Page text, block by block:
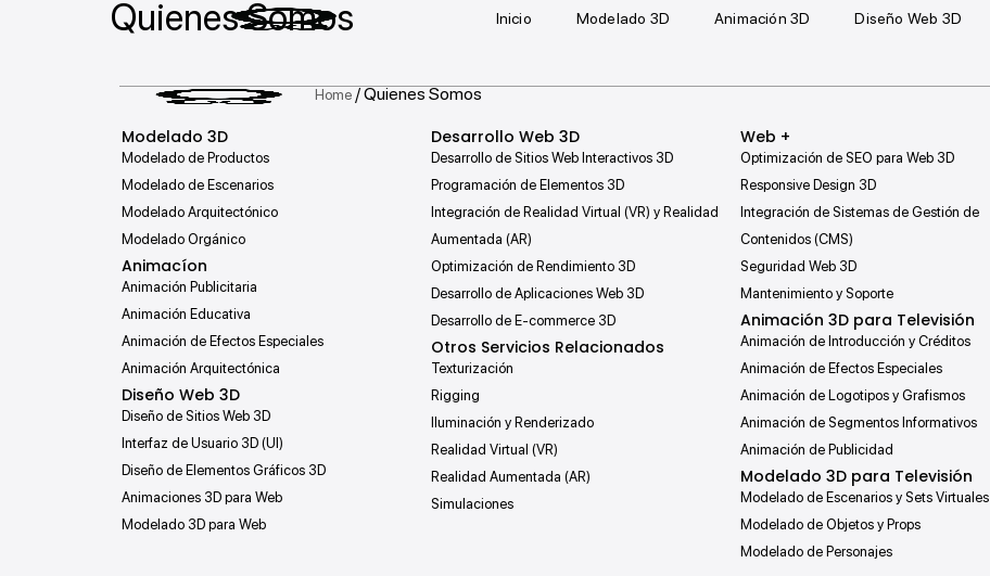
Inicio Modelado 3D Animación 3D Diseño Web 3D
Quienes Somos
Home/ Quienes Somos
Modelado 3D
Modelado de Productos
Modelado de Escenarios
Modelado Arquitectónico
Modelado Orgánico
Animacíon
Animación Publicitaria
Animación Educativa
Animación de Efectos Especiales
Animación Arquitectónica
Diseño Web 3D
Diseño de Sitios Web 3D
Interfaz de Usuario 3D (UI)
Diseño de Elementos Gráficos 3D
Animaciones 3D para Web
Modelado 3D para Web
Desarrollo Web 3D
Desarrollo de Sitios Web Interactivos 3D
Programación de Elementos 3D
Integración de Realidad Virtual (VR) y Realidad
Aumentada (AR)
Optimización de Rendimiento 3D
Desarrollo de Aplicaciones Web 3D
Desarrollo de E-commerce 3D
Otros Servicios Relacionados
Texturización
Rigging
Iluminación y Renderizado
Realidad Virtual (VR)
Realidad Aumentada (AR)
Simulaciones
Web +
Optimización de SEO para Web 3D
Responsive Design 3D
Integración de Sistemas de Gestión de
Contenidos (CMS)
Seguridad Web 3D
Mantenimiento y Soporte
Animación 3D para Televisión
Animación de Introducción y Créditos
Animación de Efectos Especiales
Animación de Logotipos y Grafismos
Animación de Segmentos Informativos
Animación de Publicidad
Modelado 3D para Televisión
Modelado de Escenarios y Sets Virtuales
Modelado de Objetos y Props
Modelado de Personajes